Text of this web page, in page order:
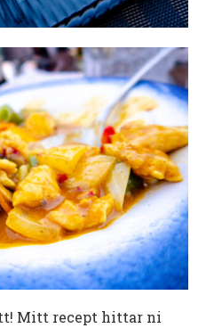
Mitt recept hittar ni